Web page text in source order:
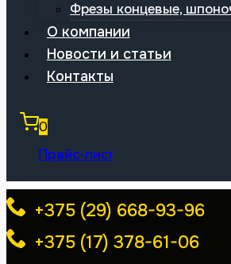
Фрезы концевые,
О компании
Новости и статьи
Контакты
0
Прайс-лист
+375 (29) 668-93-96
+375 (17) 378-61-06